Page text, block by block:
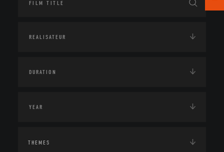
THEMES